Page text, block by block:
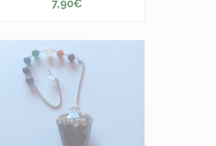
ESGOTADO
7,90€